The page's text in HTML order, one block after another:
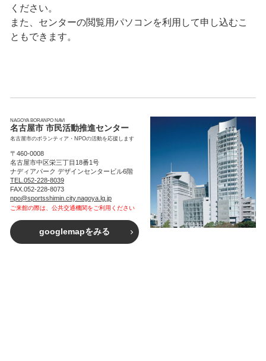
ください。
また、センターの閲覧用パソコンを利用して申し込むこ
ともできます。
NAGOYA BORANPO NAVI
名古屋市 市民活動推進センター
名古屋市のボランティア・NPOの活動を応援します
〒460-0008
名古屋市中区栄三丁目18番1号
ナディアパーク デザインセンタービル6階
TEL.052-228-8039
FAX.052-228-8073
npo@sportsshimin.city.nagoya.lg.jp
ご来館の際は、公共交通機関をご利用ください
googlemapをみる